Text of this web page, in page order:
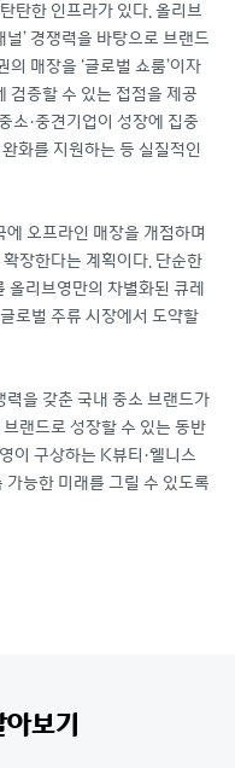
탄한 인프라가 있다. 올리브
’ 경쟁력을 바탕으로 브랜드
매장을 ‘글로벌 쇼룸’이자
검증할 수 있는 접점을 제공
소·중견기업이 성장에 집중
화를 지원하는 등 실질적인
오프라인 매장을 개점하며
장한다는 계획이다. 단순한
올리브영만의 차별화된 큐레
로벌 주류 시장에서 도약할
을 갖춘 국내 중소 브랜드가
랜드로 성장할 수 있는 동반
이 구상하는 K뷰티·웰니스
능한 미래를 그릴 수 있도록
보기